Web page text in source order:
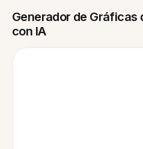
Generador de Gráficas
con IA